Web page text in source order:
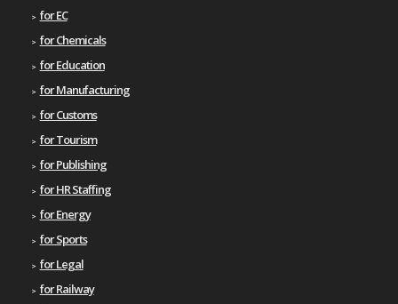
for EC
for Chemicals
for Education
for Manufacturing
for Customs
for Tourism
for Publishing
for HR Staffing
for Energy
for Sports
for Legal
for Railway